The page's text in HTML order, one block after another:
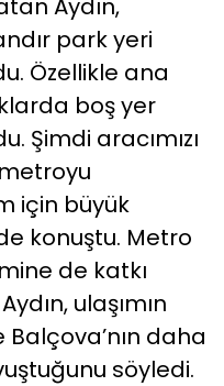
Aydın,
park yeri
Özellikle ana
boş yer
Şimdi aracımızı
için büyük
konuştu. Metro
de katkı
ulaşımın
daha
söyledi.